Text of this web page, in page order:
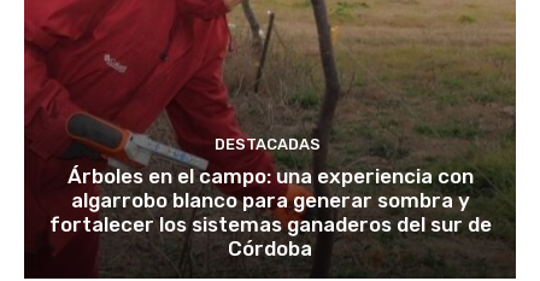
DESTACADAS
Árboles en el campo: una experiencia con
algarrobo blanco para generar sombra y
fortalecer los sistemas ganaderos del sur de
Córdoba